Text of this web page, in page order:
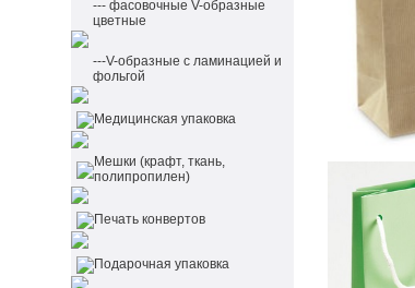
--- фасовочные V-образные
цветные
---V-образные с ламинацией и
фольгой
Медицинская упаковка
Мешки (крафт, ткань,
полипропилен)
Печать конвертов
Подарочная упаковка